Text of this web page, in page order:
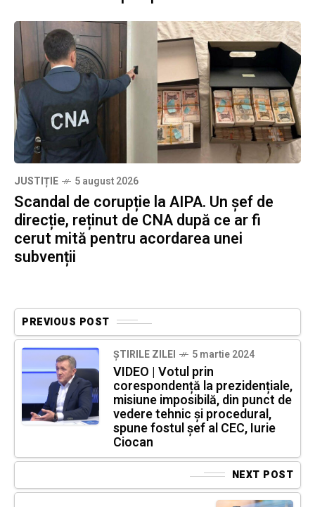
JUSTIȚIE 5 august 2026
Scandal de corupție la AIPA. Un șef de
direcție, reținut de CNA după ce ar fi
cerut mită pentru acordarea unei
subvenții
PREVIOUS POST
ȘTIRILE ZILEI 5 martie 2024
VIDEO | Votul prin
corespondență la prezidențiale,
misiune imposibilă, din punct de
vedere tehnic și procedural,
spune fostul șef al CEC, Iurie
Ciocan
NEXT POST